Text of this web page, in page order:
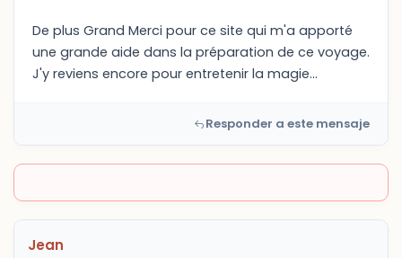
De plus Grand Merci pour ce site qui m'a apporté
une grande aide dans la préparation de ce voyage.
J'y reviens encore pour entretenir la magie...
Responder a este mensaje
Jean